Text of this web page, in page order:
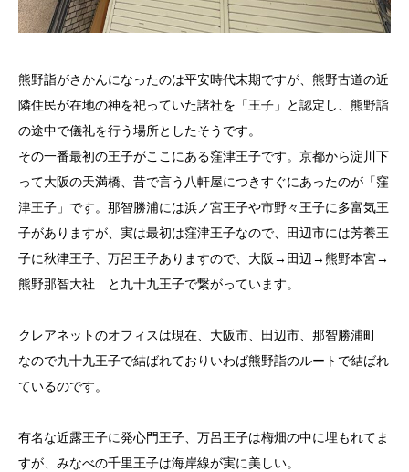
熊野詣がさかんになったのは平安時代末期ですが、熊野古道の近
隣住民が在地の神を祀っていた諸社を「王子」と認定し、熊野詣
の途中で儀礼を行う場所としたそうです。
その一番最初の王子がここにある窪津王子です。京都から淀川下
って大阪の天満橋、昔で言う八軒屋につきすぐにあったのが「窪
津王子」です。那智勝浦には浜ノ宮王子や市野々王子に多富気王
子がありますが、実は最初は窪津王子なので、田辺市には芳養王
子に秋津王子、万呂王子ありますので、大阪→田辺→熊野本宮→
熊野那智大社 と九十九王子で繋がっています。
クレアネットのオフィスは現在、大阪市、田辺市、那智勝浦町
なので九十九王子で結ばれておりいわば熊野詣のルートで結ばれ
ているのです。
有名な近露王子に発心門王子、万呂王子は梅畑の中に埋もれてま
すが、みなべの千里王子は海岸線が実に美しい。